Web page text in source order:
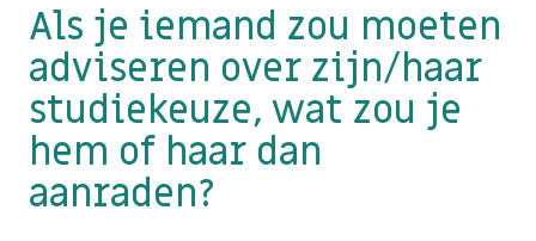
Als je iemand zou moeten
adviseren over zijn/haar
studiekeuze, wat zou je
hem of haar dan
aanraden?